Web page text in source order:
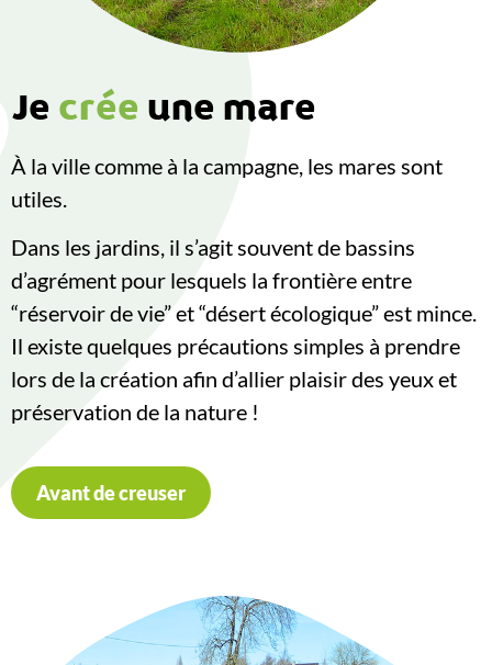
Jecréeune mare
À la ville comme à la campagne, les mares sont
utiles.
Dans les jardins, il s’agit souvent de bassins
d’agrément pour lesquels la frontière entre
“réservoir de vie” et “désert écologique” est mince.
Il existe quelques précautions simples à prendre
lors de la création afin d’allier plaisir des yeux et
préservation de la nature !
Avant de creuser